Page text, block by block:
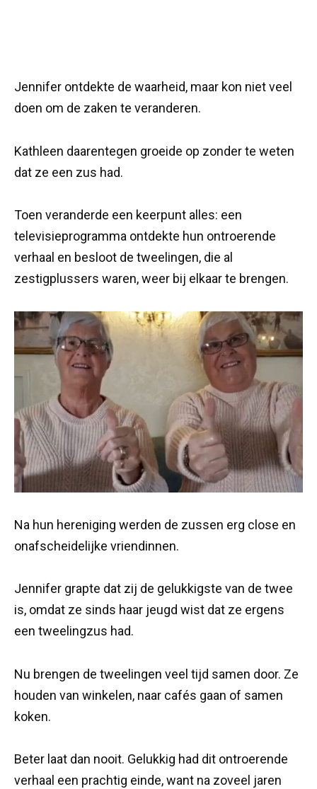
Jennifer ontdekte de waarheid, maar kon niet veel
doen om de zaken te veranderen.
Kathleen daarentegen groeide op zonder te weten
dat ze een zus had.
Toen veranderde een keerpunt alles: een
televisieprogramma ontdekte hun ontroerende
verhaal en besloot de tweelingen, die al
zestigplussers waren, weer bij elkaar te brengen.
Na hun hereniging werden de zussen erg close en
onafscheidelijke vriendinnen.
Jennifer grapte dat zij de gelukkigste van de twee
is, omdat ze sinds haar jeugd wist dat ze ergens
een tweelingzus had.
Nu brengen de tweelingen veel tijd samen door. Ze
houden van winkelen, naar cafés gaan of samen
koken.
Beter laat dan nooit. Gelukkig had dit ontroerende
verhaal een prachtig einde, want na zoveel jaren